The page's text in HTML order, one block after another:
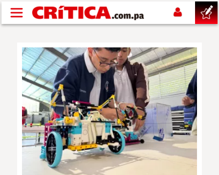
Pasar al contenido principal
SUCESOS
NACIONAL
POLÍTICA